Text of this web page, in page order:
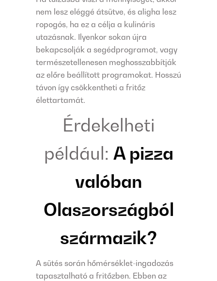
nem lesz eléggé átsütve, és aligha lesz
ropogós, ha ez a célja a kulináris
utazásnak. Ilyenkor sokan újra
bekapcsolják a segédprogramot, vagy
természetellenesen meghosszabbítják
az előre beállított programokat. Hosszú
távon így csökkentheti a fritőz
élettartamát.
Érdekelheti
például: A pizza
valóban
Olaszországból
származik?
A sütés során hőmérséklet-ingadozás
tapasztalható a fritőzben. Ebben az